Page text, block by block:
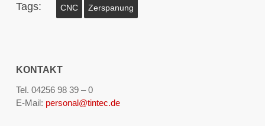
Tags: CNC Zerspanung
KONTAKT
Tel. 04256 98 39 – 0
E-Mail: personal@tintec.de